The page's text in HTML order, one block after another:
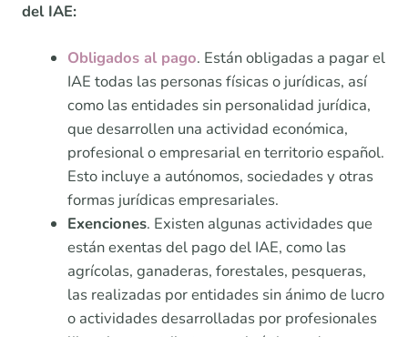
del IAE:
Obligados al pago. Están obligadas a pagar el
IAE todas las personas físicas o jurídicas, así
como las entidades sin personalidad jurídica,
que desarrollen una actividad económica,
profesional o empresarial en territorio español.
Esto incluye a autónomos, sociedades y otras
formas jurídicas empresariales.
Exenciones. Existen algunas actividades que
están exentas del pago del IAE, como las
agrícolas, ganaderas, forestales, pesqueras,
las realizadas por entidades sin ánimo de lucro
o actividades desarrolladas por profesionales